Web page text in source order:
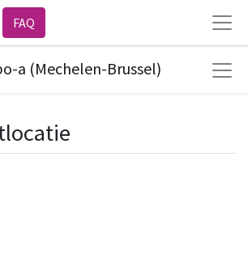
FAQ
a (Mechelen-Brussel)